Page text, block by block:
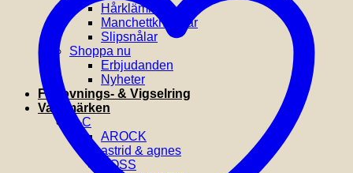
Hårklämmor
Manchettknappar
Slipsnålar
Shoppa nu
Erbjudanden
Nyheter
Förlovnings- & Vigselring
Varumärken
A-C
AROCK
astrid & agnes
BOSS